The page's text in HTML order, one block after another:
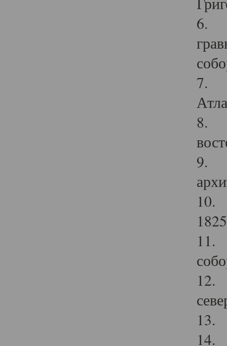
6.
7.
8.
9.
10.
11.
12.
13.
14.